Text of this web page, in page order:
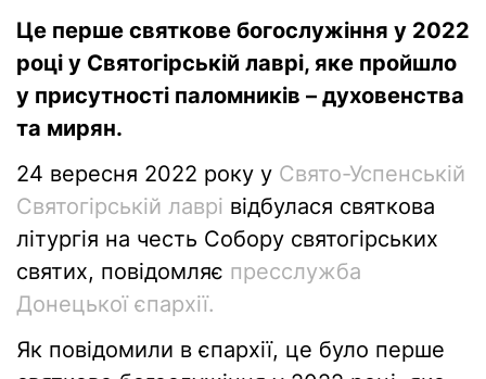
Це перше святкове богослужіння у 2022
році у Святогірській лаврі, яке пройшло
у присутності паломників – духовенства
та мирян.
24 вересня 2022 року у Свято-Успенській
Святогірській лаврі відбулася святкова
літургія на честь Собору святогірських
святих, повідомляє пресслужба
Донецької єпархії.
Як повідомили в єпархії, це було перше